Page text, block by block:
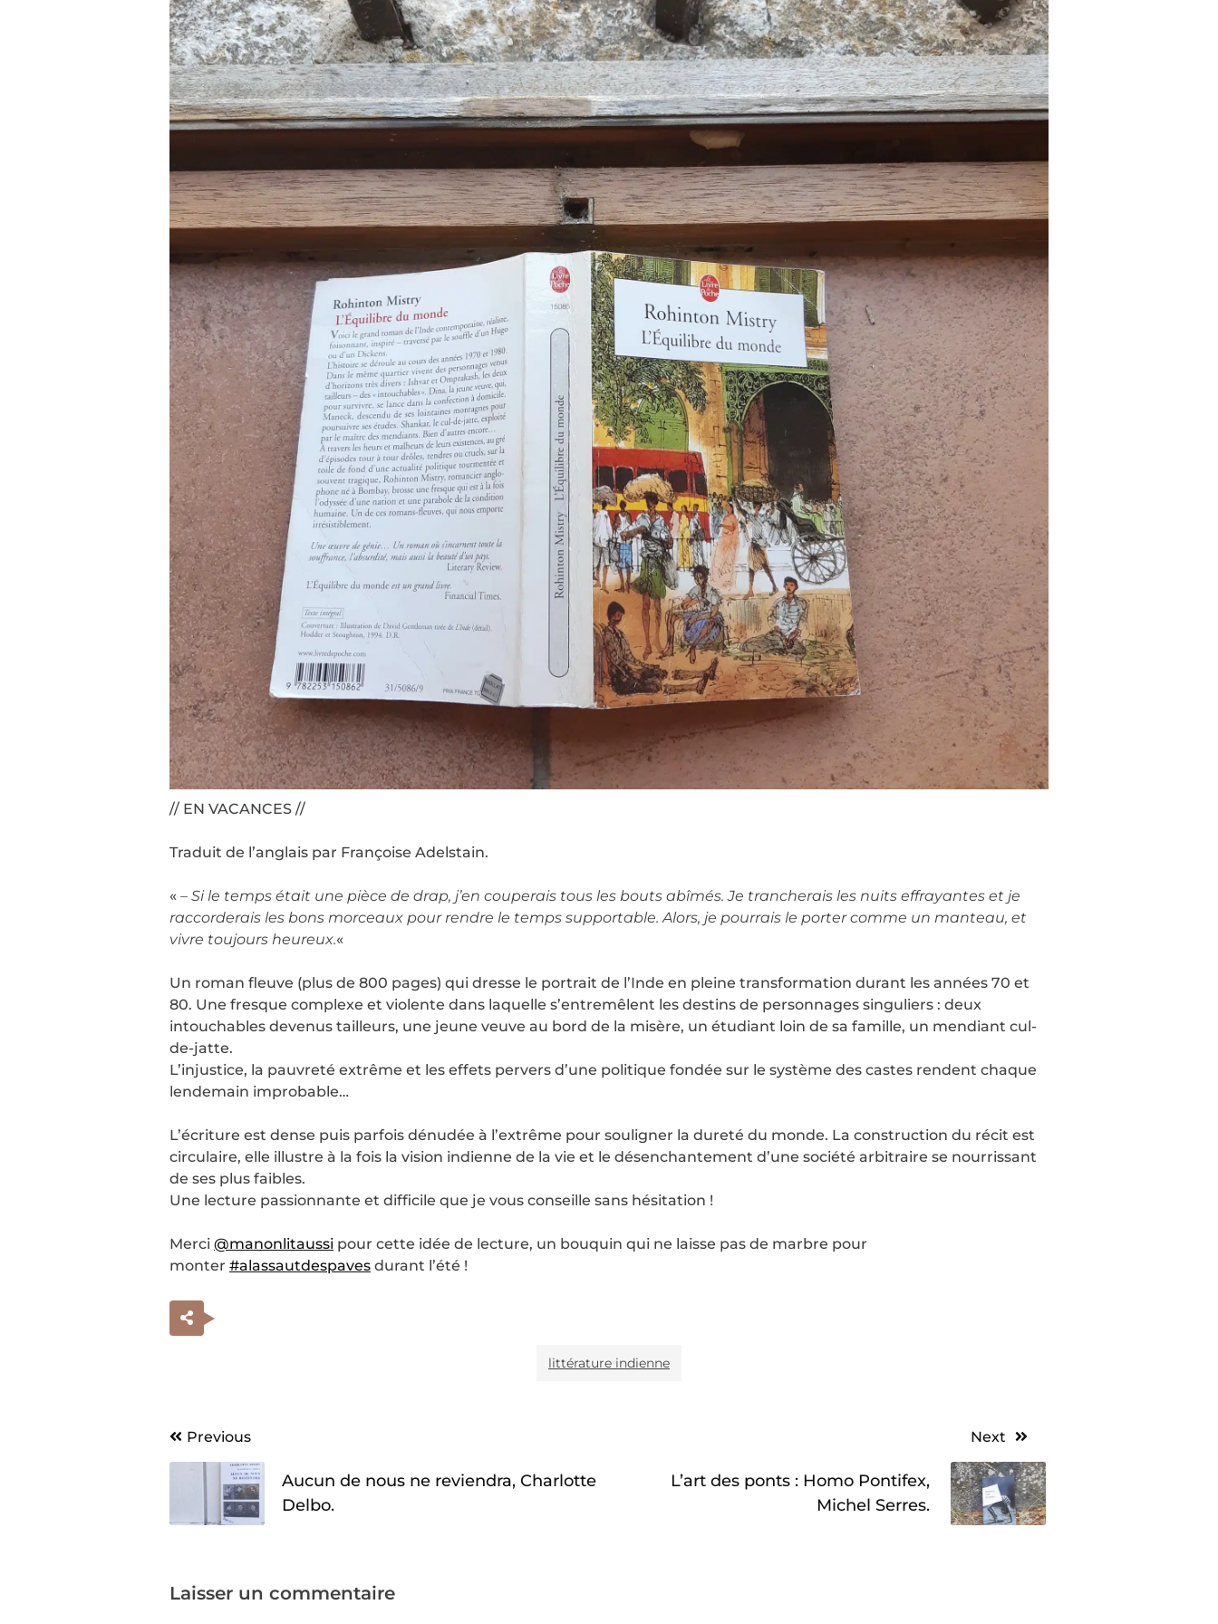
// EN VACANCES //
Traduit de l’anglais par Françoise Adelstain.
« – Si le temps était une pièce de drap, j’en couperais tous les bouts abîmés. Je trancherais les nuits effrayantes et je
raccorderais les bons morceaux pour rendre le temps supportable. Alors, je pourrais le porter comme un manteau, et
vivre toujours heureux.«
Un roman fleuve (plus de 800 pages) qui dresse le portrait de l’Inde en pleine transformation durant les années 70 et
80. Une fresque complexe et violente dans laquelle s’entremêlent les destins de personnages singuliers : deux
intouchables devenus tailleurs, une jeune veuve au bord de la misère, un étudiant loin de sa famille, un mendiant cul-
de-jatte.
L’injustice, la pauvreté extrême et les effets pervers d’une politique fondée sur le système des castes rendent chaque
lendemain improbable…
L’écriture est dense puis parfois dénudée à l’extrême pour souligner la dureté du monde. La construction du récit est
circulaire, elle illustre à la fois la vision indienne de la vie et le désenchantement d’une société arbitraire se nourrissant
de ses plus faibles.
Une lecture passionnante et difficile que je vous conseille sans hésitation !
Merci @manonlitaussi pour cette idée de lecture, un bouquin qui ne laisse pas de marbre pour
monter #alassautdespaves durant l’été !
littérature indienne
Navigation
l’article
Previous
Aucun de nous ne reviendra, Charlotte
Delbo.
Next
L’art des ponts : Homo Pontifex,
Michel Serres.
Laisser un commentaire